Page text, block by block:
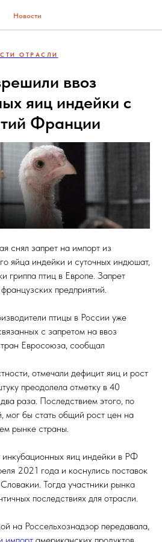
Новости
ОТРАСЛИ
ввоз
яиц индейки с
Франции
снял запрет на импорт из
яйца индейки и суточных индюшат,
гриппа птиц в Европе. Запрет
предприятий.
птицы в России уже
с запретом на ввоз
Евросоюза, сообщал
отмечали дефицит яиц и рост
преодолела отметку в 40
раза. Последствием этого, по
мог бы стать общий рост цен на
рынке страны.
яиц индейки в РФ
2021 года и коснулись поставок
Тогда участники рынка
последствиях для отрасли.
на Россельхознадзор передавала,